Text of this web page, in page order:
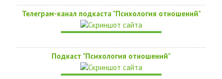
Телеграм-канал подкаста "Психология отношений"
Подкаст "Психология отношений"